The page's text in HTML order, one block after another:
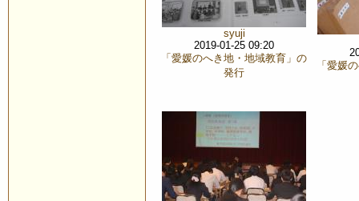
syuji
2019-01-25 09:20
「愛媛のへき地・地域教育」の
発行
「愛媛